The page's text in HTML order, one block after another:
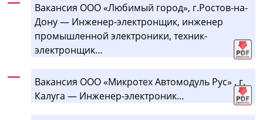
Вакансия ООО «Любимый город», г.Ростов-на-
Дону — Инженер-электронщик, инженер
промышленной электроники, техник-
электронщик…
Вакансия ООО «Микротех Автомодуль Рус» , г.
Калуга — Инженер-электроник…